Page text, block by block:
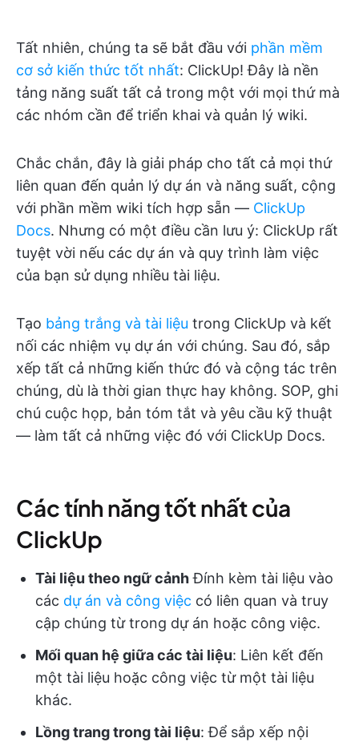
Tất nhiên, chúng ta sẽ bắt đầu với phần mềm
cơ sở kiến thức tốt nhất: ClickUp! Đây là nền
tảng năng suất tất cả trong một với mọi thứ mà
các nhóm cần để triển khai và quản lý wiki.
Chắc chắn, đây là giải pháp cho tất cả mọi thứ
liên quan đến quản lý dự án và năng suất, cộng
với phần mềm wiki tích hợp sẵn — ClickUp
Docs. Nhưng có một điều cần lưu ý: ClickUp rất
tuyệt vời nếu các dự án và quy trình làm việc
của bạn sử dụng nhiều tài liệu.
Tạo bảng trắng và tài liệu trong ClickUp và kết
nối các nhiệm vụ dự án với chúng. Sau đó, sắp
xếp tất cả những kiến thức đó và cộng tác trên
chúng, dù là thời gian thực hay không. SOP, ghi
chú cuộc họp, bản tóm tắt và yêu cầu kỹ thuật
— làm tất cả những việc đó với ClickUp Docs.
Các tính năng tốt nhất của
ClickUp
Tài liệu theo ngữ cảnhĐính kèm tài liệu vào
các dự án và công việc có liên quan và truy
cập chúng từ trong dự án hoặc công việc.
Mối quan hệ giữa các tài liệu: Liên kết đến
một tài liệu hoặc công việc từ một tài liệu
khác.
Lồng trang trong tài liệu: Để sắp xếp nội